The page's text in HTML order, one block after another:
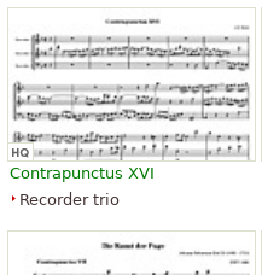
Contrapunctus XVI
Recorder trio